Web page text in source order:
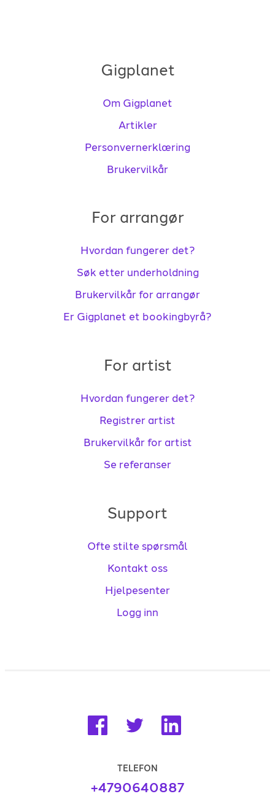
Gigplanet
Om Gigplanet
Artikler
Personvernerklæring
Brukervilkår
For arrangør
Hvordan fungerer det?
Søk etter underholdning
Brukervilkår for arrangør
Er Gigplanet et bookingbyrå?
For artist
Hvordan fungerer det?
Registrer artist
Brukervilkår for artist
Se referanser
Support
Ofte stilte spørsmål
Kontakt oss
Hjelpesenter
Logg inn
TELEFON
+4790640887